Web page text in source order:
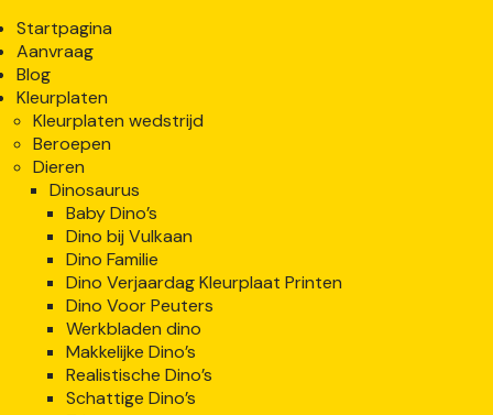
Startpagina
Aanvraag
Blog
Kleurplaten
Kleurplaten wedstrijd
Beroepen
Dieren
Dinosaurus
Baby Dino’s
Dino bij Vulkaan
Dino Familie
Dino Verjaardag Kleurplaat Printen
Dino Voor Peuters
Werkbladen dino
Makkelijke Dino’s
Realistische Dino’s
Schattige Dino’s